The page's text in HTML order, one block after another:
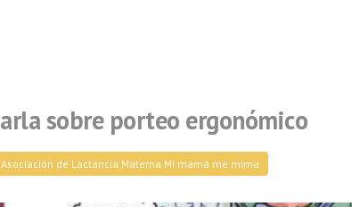
sobre porteo ergonómico
Asociación de Lactancia Materna Mi mamá me mima